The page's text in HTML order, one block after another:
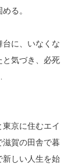
る。
に、いなくな
と気づき、必死
京に住むエイ
滋賀の田舎で暮
新しい人生を始